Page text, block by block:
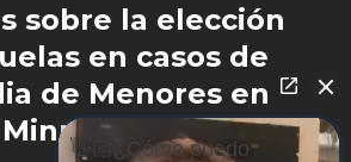
sobre la elección
en casos de
de Menores en
Minnesota
👋🏼¿Cómo puedo